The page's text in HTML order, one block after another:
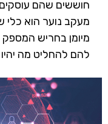
חוששים שהם
מעקב נוער הוא כלי
מיומן בחריש המספק
להם להחליט מה